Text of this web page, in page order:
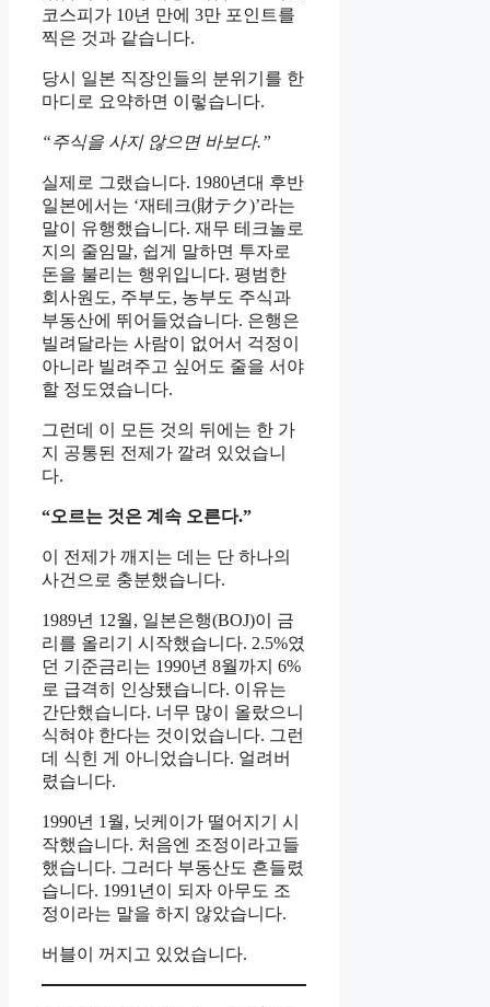
코스피가 10년 만에 3만 포인트를
찍은 것과 같습니다.
당시 일본 직장인들의 분위기를 한
마디로 요약하면 이렇습니다.
“주식을 사지 않으면 바보다.”
실제로 그랬습니다. 1980년대 후반
일본에서는 ‘재테크(財テク)’라는
말이 유행했습니다. 재무 테크놀로
지의 줄임말, 쉽게 말하면 투자로
돈을 불리는 행위입니다. 평범한
회사원도, 주부도, 농부도 주식과
부동산에 뛰어들었습니다. 은행은
빌려달라는 사람이 없어서 걱정이
아니라 빌려주고 싶어도 줄을 서야
할 정도였습니다.
그런데 이 모든 것의 뒤에는 한 가
지 공통된 전제가 깔려 있었습니
다.
“오르는 것은 계속 오른다.”
이 전제가 깨지는 데는 단 하나의
사건으로 충분했습니다.
1989년 12월, 일본은행(BOJ)이 금
리를 올리기 시작했습니다. 2.5%였
던 기준금리는 1990년 8월까지 6%
로 급격히 인상됐습니다. 이유는
간단했습니다. 너무 많이 올랐으니
식혀야 한다는 것이었습니다. 그런
데 식힌 게 아니었습니다. 얼려버
렸습니다.
1990년 1월, 닛케이가 떨어지기 시
작했습니다. 처음엔 조정이라고들
했습니다. 그러다 부동산도 흔들렸
습니다. 1991년이 되자 아무도 조
정이라는 말을 하지 않았습니다.
버블이 꺼지고 있었습니다.